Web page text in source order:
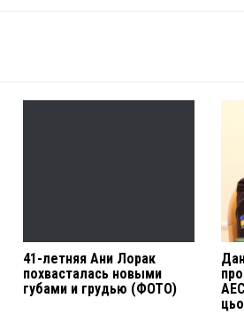
41-летняя Ани Лорак
похвасталась новыми
губами и грудью (ФОТО)